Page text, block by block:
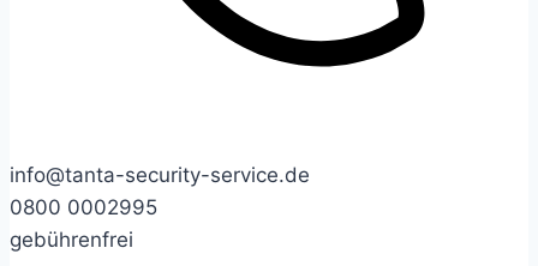
info@tanta-security-service.de
0800 0002995
gebührenfrei